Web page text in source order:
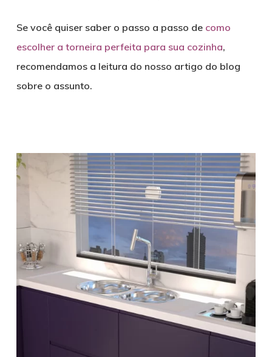
Se você quiser saber o passo a passo de como
escolher a torneira perfeita para sua cozinha,
recomendamos a leitura do nosso artigo do blog
sobre o assunto.